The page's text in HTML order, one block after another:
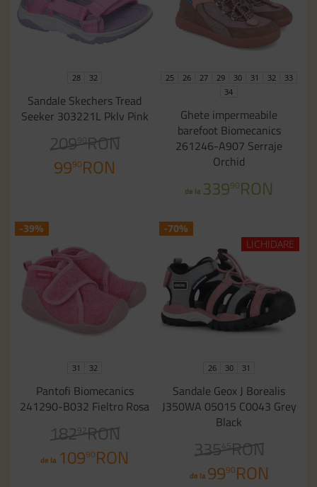
28 32
Sandale Skechers Tread
Seeker 303221L Pklv Pink
209 90RON
9990RON
25 26 27 29 30 31 32
33
34
Ghete impermeabile
barefoot Biomecanics
261246-A907 Serraje
Orchid
de la 33990RON
-39%
31 32
Pantofi Biomecanics
241290-B032 Fieltro Rosa
182 92RON
de la 10990RON
-70%
LICHIDARE
26 30 31
Sandale Geox J Borealis
J350WA 05015 C0043 Grey
Black
335 45
RON
de la 9990RON